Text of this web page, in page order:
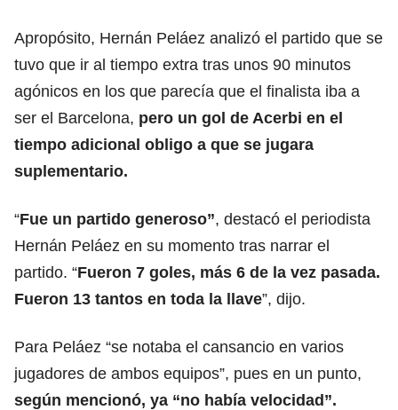
Apropósito, Hernán Peláez analizó el partido que se
tuvo que ir al tiempo extra tras unos 90 minutos
agónicos en los que parecía que el finalista iba a
ser el Barcelona, pero un gol de Acerbi en el
tiempo adicional obligo a que se jugara
suplementario.
“Fue un partido generoso”, destacó el periodista
Hernán Peláez en su momento tras narrar el
partido. “Fueron 7 goles, más 6 de la vez pasada.
Fueron 13 tantos en toda la llave”, dijo.
Para Peláez “se notaba el cansancio en varios
jugadores de ambos equipos”, pues en un punto,
según mencionó, ya “no había velocidad”.